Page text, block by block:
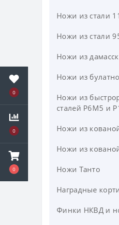
0
0
0
Ножи из стали
Ножи из стали
Ножи из
Ножи из
Ножи из
сталей P6M5 и
Ножи из
Ножи из
Ножи Танто
Наградные
Финки НКВД и